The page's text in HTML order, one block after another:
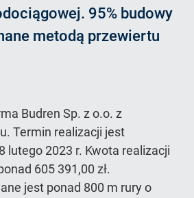
95% budowy
metodą przewiertu
Budren Sp. z o.o. z
Termin realizacji jest
lutego 2023 r. Kwota realizacji
605 391,00 zł.
jest ponad 800 m rury o